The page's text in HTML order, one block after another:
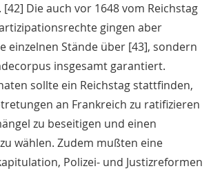
Die auch vor 1648 vom Reichstag
gingen aber
einzelnen Stände über [43], sondern
insgesamt garantiert.
sollte ein Reichstag stattfinden,
an Frankreich zu ratifizieren
zu beseitigen und einen
wählen. Zudem mußten eine
Polizei- und Justizreformen